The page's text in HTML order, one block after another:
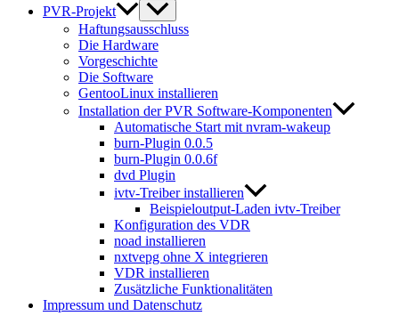
PVR-Projekt
Haftungsausschluss
Die Hardware
Vorgeschichte
Die Software
GentooLinux installieren
Installation der PVR Software-Komponenten
Automatische Start mit nvram-wakeup
burn-Plugin 0.0.5
burn-Plugin 0.0.6f
dvd Plugin
ivtv-Treiber installieren
Beispieloutput-Laden ivtv-Treiber
Konfiguration des VDR
noad installieren
nxtvepg ohne X integrieren
VDR installieren
Zusätzliche Funktionalitäten
Impressum und Datenschutz